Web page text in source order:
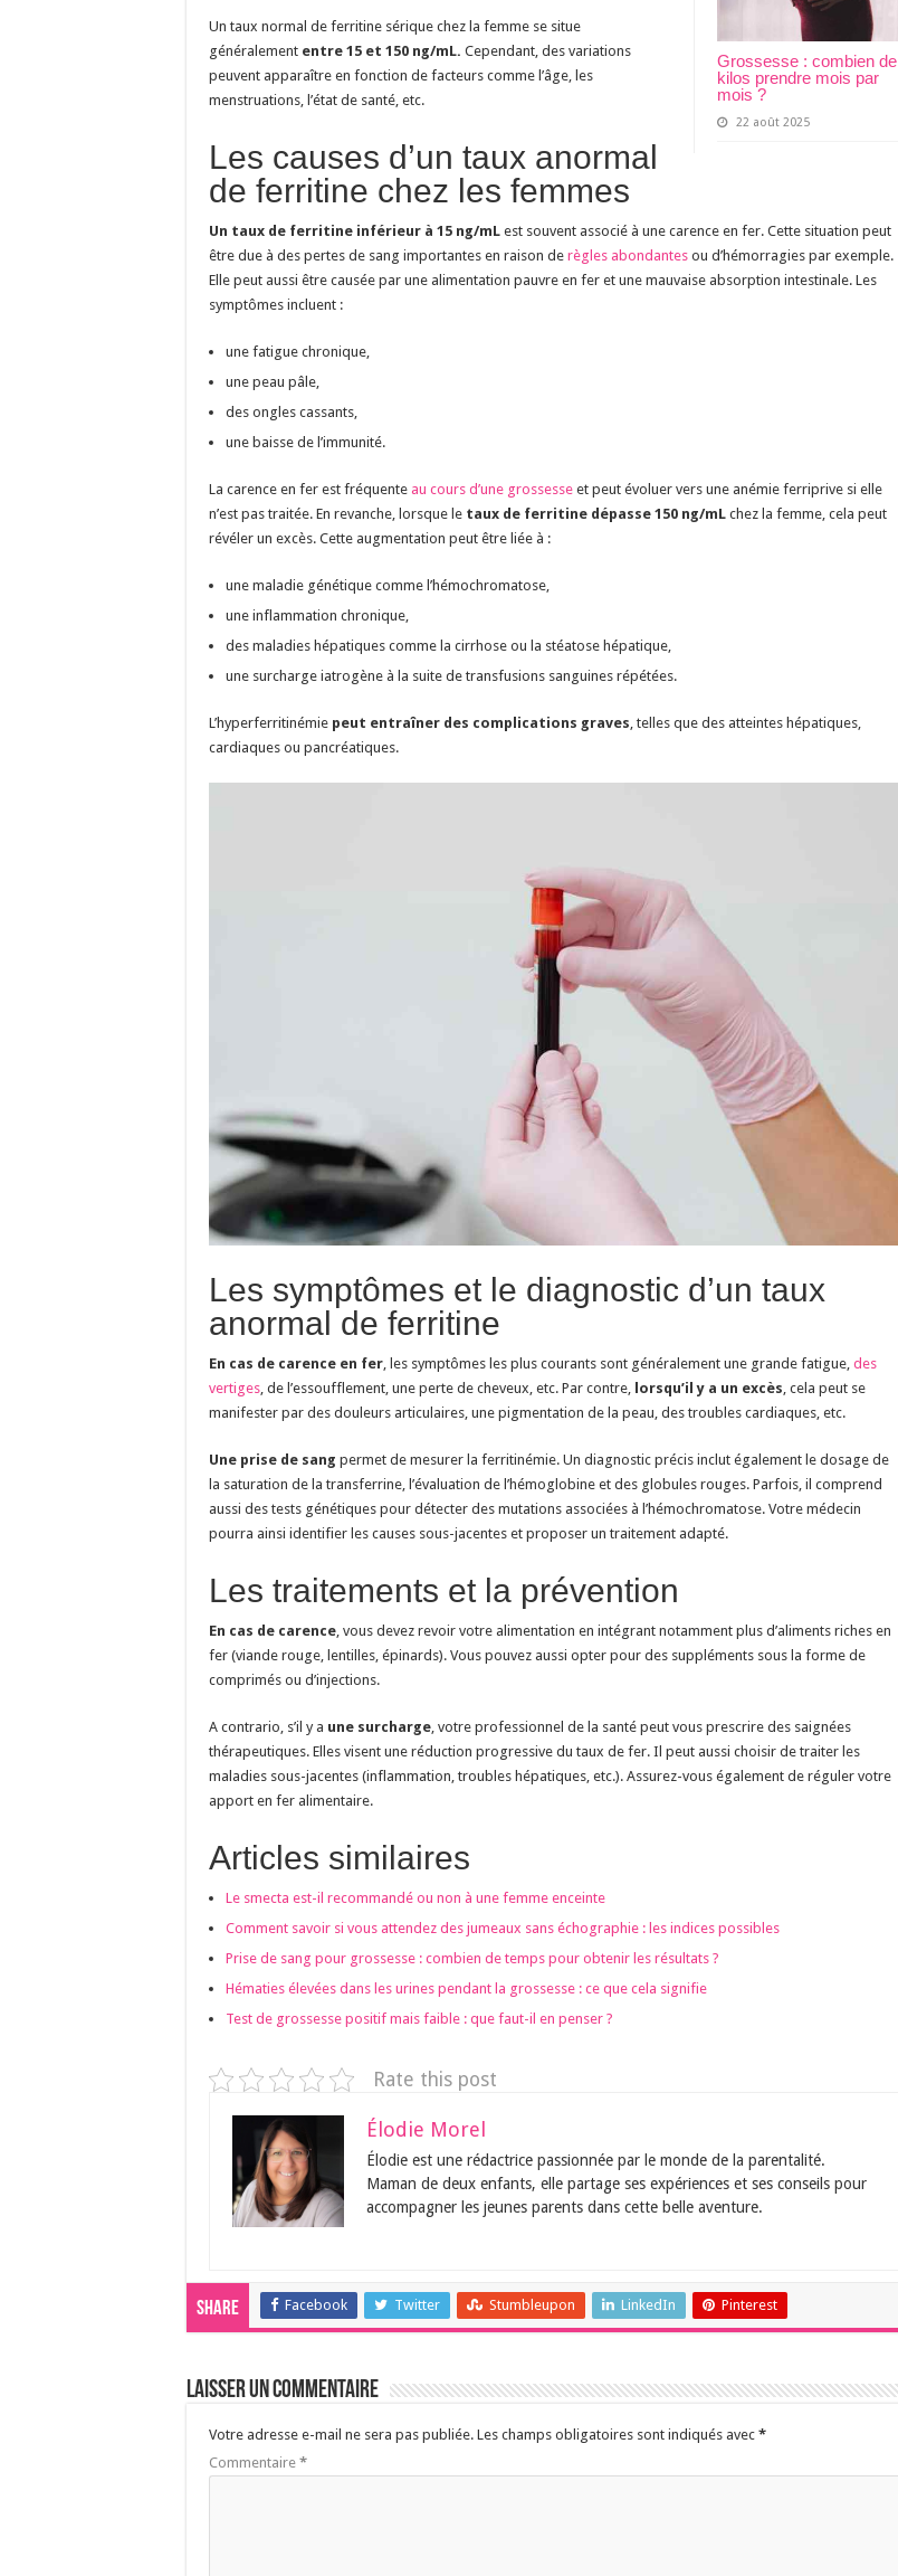
Grossesse : combien de
kilos prendre mois par
mois ?
22 août 2025
Un taux normal de ferritine sérique chez la femme se situe
généralement entre 15 et 150 ng/mL. Cependant, des variations
peuvent apparaître en fonction de facteurs comme l’âge, les
menstruations, l’état de santé, etc.
Les causes d’un taux anormal
de ferritine chez les femmes
Un taux de ferritine inférieur à 15 ng/mL est souvent associé à une carence en fer. Cette situation peut
être due à des pertes de sang importantes en raison de règles abondantes ou d’hémorragies par exemple.
Elle peut aussi être causée par une alimentation pauvre en fer et une mauvaise absorption intestinale. Les
symptômes incluent :
une fatigue chronique,
une peau pâle,
des ongles cassants,
une baisse de l’immunité.
La carence en fer est fréquente au cours d’une grossesse et peut évoluer vers une anémie ferriprive si elle
n’est pas traitée. En revanche, lorsque le taux de ferritine dépasse 150 ng/mL chez la femme, cela peut
révéler un excès. Cette augmentation peut être liée à :
une maladie génétique comme l’hémochromatose,
une inflammation chronique,
des maladies hépatiques comme la cirrhose ou la stéatose hépatique,
une surcharge iatrogène à la suite de transfusions sanguines répétées.
L’hyperferritinémie peut entraîner des complications graves, telles que des atteintes hépatiques,
cardiaques ou pancréatiques.
Les symptômes et le diagnostic d’un taux
anormal de ferritine
En cas de carence en fer , les symptômes les plus courants sont généralement une grande fatigue, des
vertiges , de l’essoufflement, une perte de cheveux, etc. Par contre, lorsqu’il y a un excès , cela peut se
manifester par des douleurs articulaires, une pigmentation de la peau, des troubles cardiaques, etc.
Une prise de sang permet de mesurer la ferritinémie. Un diagnostic précis inclut également le dosage de
la saturation de la transferrine, l’évaluation de l’hémoglobine et des globules rouges. Parfois, il comprend
aussi des tests génétiques pour détecter des mutations associées à l’hémochromatose. Votre médecin
pourra ainsi identifier les causes sous-jacentes et proposer un traitement adapté.
Les traitements et la prévention
En cas de carence , vous devez revoir votre alimentation en intégrant notamment plus d’aliments riches en
fer (viande rouge, lentilles, épinards). Vous pouvez aussi opter pour des suppléments sous la forme de
comprimés ou d’injections.
A contrario, s’il y a une surcharge , votre professionnel de la santé peut vous prescrire des saignées
thérapeutiques. Elles visent une réduction progressive du taux de fer. Il peut aussi choisir de traiter les
maladies sous-jacentes (inflammation, troubles hépatiques, etc.). Assurez-vous également de réguler votre
apport en fer alimentaire.
Articles similaires
Le smecta est-il recommandé ou non à une femme enceinte
Comment savoir si vous attendez des jumeaux sans échographie : les indices possibles
Prise de sang pour grossesse : combien de temps pour obtenir les résultats ?
Hématies élevées dans les urines pendant la grossesse : ce que cela signifie
Test de grossesse positif mais faible : que faut-il en penser ?
Rate this post
Élodie Morel
Élodie est une rédactrice passionnée par le monde de la parentalité.
Maman de deux enfants, elle partage ses expériences et ses conseils pour
accompagner les jeunes parents dans cette belle aventure.
Share Facebook Twitter Stumbleupon LinkedIn Pinterest
Laisser un commentaire
Votre adresse e-mail ne sera pas publiée. Les champs obligatoires sont indiqués avec *
Commentaire *